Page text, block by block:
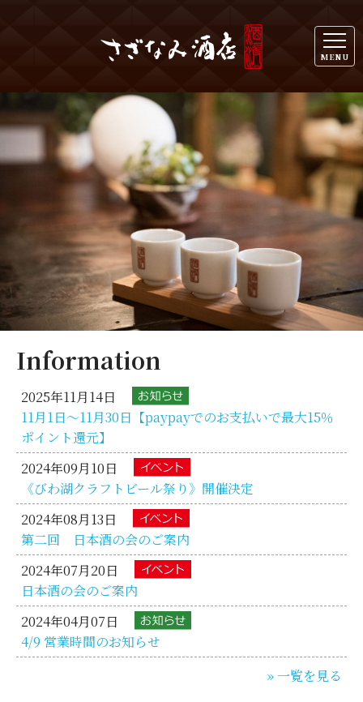
MENU
Information
2025年11月14日
11月1日～11月30日【paypayでのお支払いで最大15％
ポイント還元】
2024年09月10日
《びわ湖クラフトビール祭り》開催決定
2024年08月13日
第二回 日本酒の会のご案内
2024年07月20日
日本酒の会のご案内
2024年04月07日
4/9 営業時間のお知らせ
» 一覧を見る